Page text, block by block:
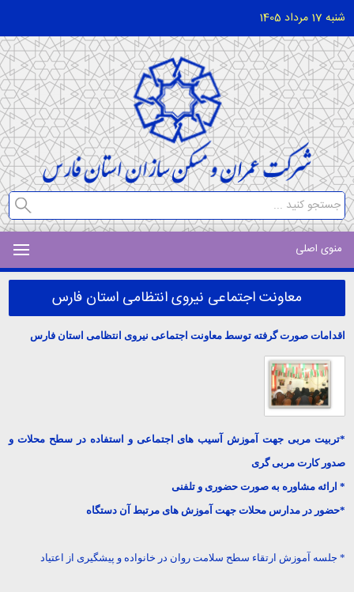
شنبه 17 مرداد 1405
منوی اصلی
معاونت اجتماعی نیروی انتظامی استان فارس
اقدامات صورت گرفته توسط معاونت اجتماعی نیروی انتظامی استان فارس
*تربیت مربی جهت آموزش آسیب های اجتماعی و استفاده در سطح محلات و
صدور کارت مربی گری
* ارائه مشاوره به صورت حضوری و تلفنی
*حضور در مدارس محلات جهت آموزش های مرتبط آن دستگاه
* جلسه آموزش ارتقاء سطح سلامت روان در خانواده و پیشگیری از اعتیاد